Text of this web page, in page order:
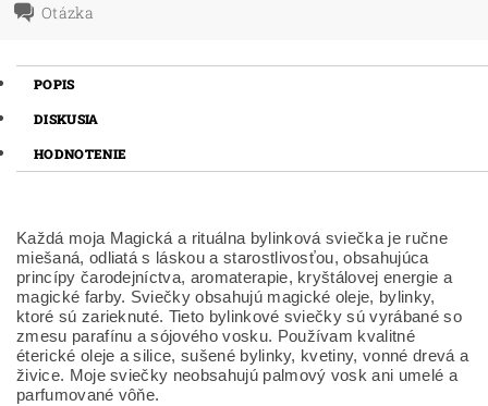
Otázka
POPIS
DISKUSIA
HODNOTENIE
Každá moja Magická a rituálna bylinková sviečka je ručne
miešaná, odliatá s láskou a starostlivosťou, obsahujúca
princípy čarodejníctva, aromaterapie, kryštálovej energie a
magické farby. Sviečky obsahujú magické oleje, bylinky,
ktoré sú zarieknuté. Tieto bylinkové sviečky sú vyrábané so
zmesu parafínu a sójového vosku. Používam kvalitné
éterické oleje a silice, sušené bylinky, kvetiny, vonné drevá a
živice. Moje sviečky neobsahujú palmový vosk ani umelé a
parfumované vôňe.